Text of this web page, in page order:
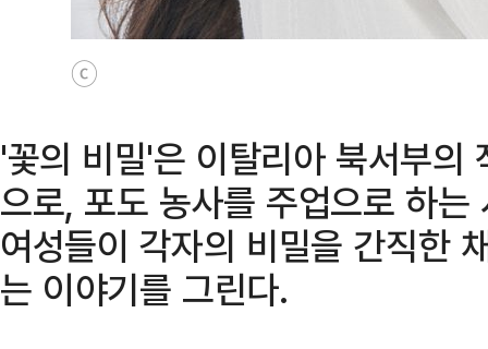
ⓒ
'꽃의 비밀'은 이탈리아 북서부의
으로, 포도 농사를 주업으로 하
여성들이 각자의 비밀을 간직한
는 이야기를 그린다.